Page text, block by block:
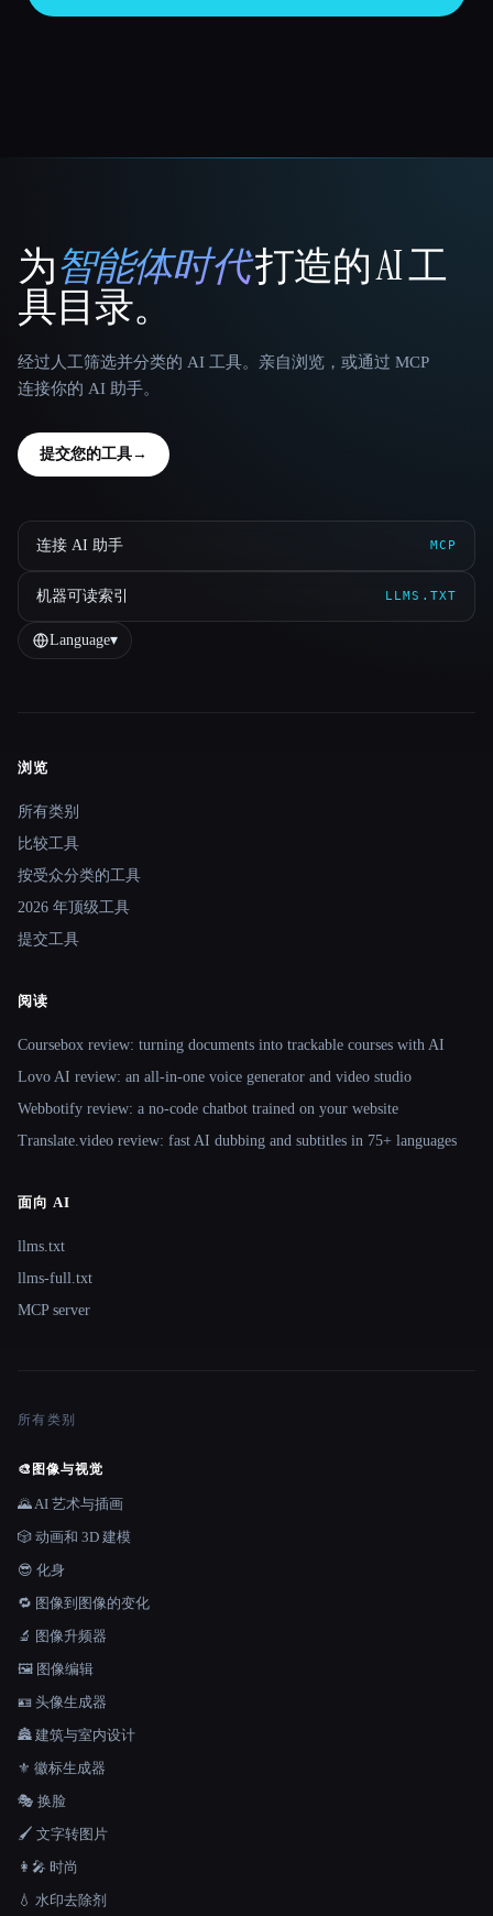
That AI Collection
为智能体时代打造的 AI 工
具目录。
经过人工筛选并分类的 AI 工具。亲自浏览，或通过 MCP
连接你的 AI 助手。
提交您的工具→
连接 AI 助手 MCP
机器可读索引 LLMS.TXT
Language▾
Site navigation
浏览
所有类别
比较工具
按受众分类的工具
2026 年顶级工具
提交工具
阅读
Coursebox review: turning documents into trackable courses with AI
Lovo AI review: an all-in-one voice generator and video studio
Webbotify review: a no-code chatbot trained on your website
Translate.video review: fast AI dubbing and subtitles in 75+ languages
面向 AI
llms.txt
llms-full.txt
MCP server
所有类别
🎨 图像与视觉
🌄 AI 艺术与插画
🎲 动画和 3D 建模
😎 化身
🔁 图像到图像的变化
🔬 图像升频器
🖼️ 图像编辑
🪪 头像生成器
🏯 建筑与室内设计
⚜️ 徽标生成器
🎭 换脸
🖌️ 文字转图片
👩‍🎤 时尚
💧 水印去除剂